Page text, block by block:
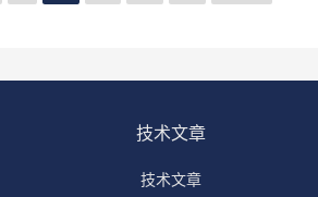
技术文章
技术文章